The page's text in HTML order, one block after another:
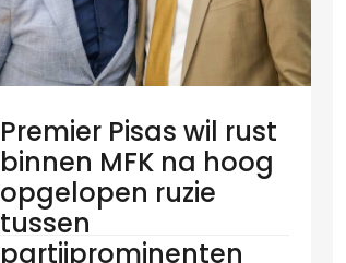
Premier Pisas wil rust
binnen MFK na hoog
opgelopen ruzie
tussen
partijprominenten